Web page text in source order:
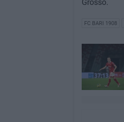
Grosso.
FC BARI 1908